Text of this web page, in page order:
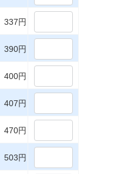
337円
390円
400円
407円
470円
503円